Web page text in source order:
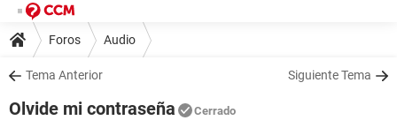
Foros Audio
Tema Anterior Siguiente Tema
Olvide mi contraseña Cerrado